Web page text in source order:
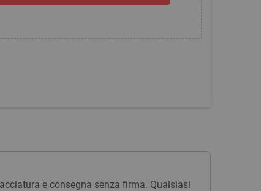
e consegna senza firma. Qualsiasi